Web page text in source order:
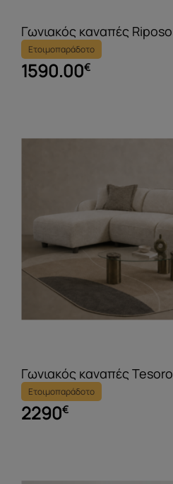
Γωνιακός καναπές Riposo
Ετοιμοπαράδοτο
1590.00€
Γωνιακός καναπές Tesoro
Ετοιμοπαράδοτο
2290€